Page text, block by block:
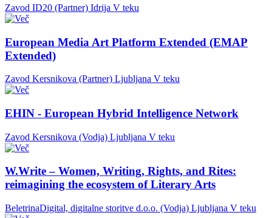
Zavod ID20 (Partner) Idrija V teku
European Media Art Platform Extended (EMAP
Extended)
Zavod Kersnikova (Partner) Ljubljana V teku
EHIN - European Hybrid Intelligence Network
Zavod Kersnikova (Vodja) Ljubljana V teku
W.Write – Women, Writing, Rights, and Rites:
reimagining the ecosystem of Literary Arts
BeletrinaDigital, digitalne storitve d.o.o. (Vodja) Ljubljana V teku